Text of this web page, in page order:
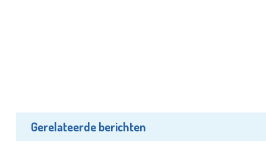
Gerelateerde berichten